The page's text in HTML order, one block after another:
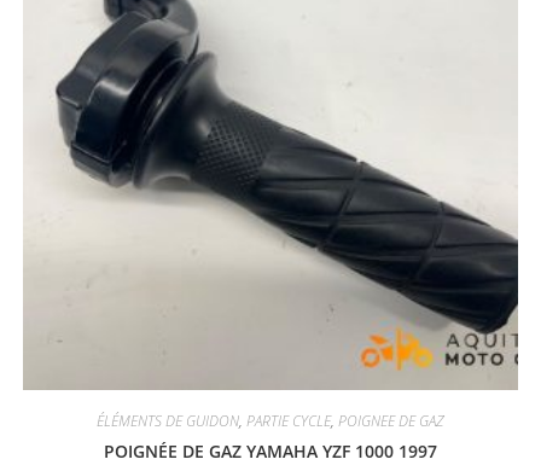
ÉLÉMENTS DE GUIDON, PARTIE CYCLE, POIGNEE DE GAZ
POIGNÉE DE GAZ YAMAHA YZF 1000 1997